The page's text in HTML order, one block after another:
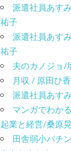
派遣社員あす
祐子
派遣社員あす
祐子
夫のカノジョ/
月収 / 原田ひ香
派遣社員あす
マンガでわか
起業と経営/桑原
田舎弱小パチ